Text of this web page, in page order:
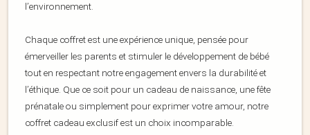
l’environnement.
Chaque coffret est une expérience unique, pensée pour
émerveiller les parents et stimuler le développement de bébé
tout en respectant notre engagement envers la durabilité et
l’éthique. Que ce soit pour un cadeau de naissance, une fête
prénatale ou simplement pour exprimer votre amour, notre
coffret cadeau exclusif est un choix incomparable.